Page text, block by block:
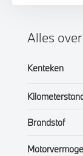
Alles
Kenteken
Brandstof